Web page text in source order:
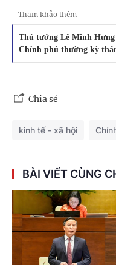
Tham khảo thêm
Thủ tướng Lê Minh
Chính phủ thường kỳ
Chia sẻ
kinh tế - xã hội
BÀI VIẾT CÙNG